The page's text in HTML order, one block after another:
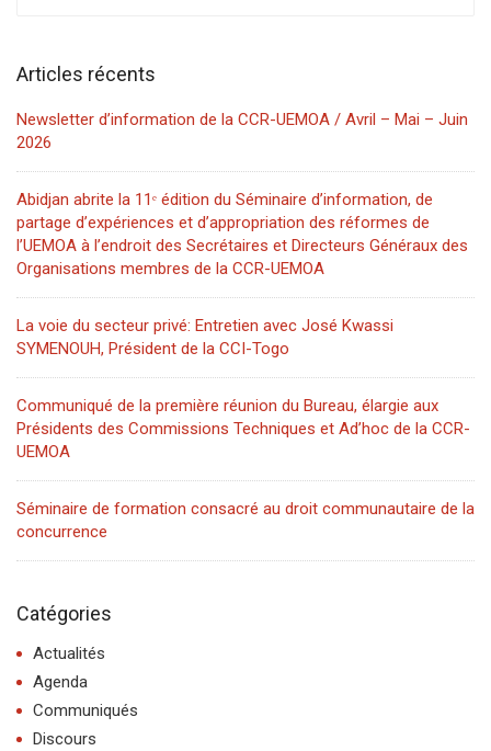
Articles récents
Newsletter d’information de la CCR-UEMOA / Avril – Mai – Juin
2026
Abidjan abrite la 11ᵉ édition du Séminaire d’information, de
partage d’expériences et d’appropriation des réformes de
l’UEMOA à l’endroit des Secrétaires et Directeurs Généraux des
Organisations membres de la CCR-UEMOA
La voie du secteur privé: Entretien avec José Kwassi
SYMENOUH, Président de la CCI-Togo
Communiqué de la première réunion du Bureau, élargie aux
Présidents des Commissions Techniques et Ad’hoc de la CCR-
UEMOA
Séminaire de formation consacré au droit communautaire de la
concurrence
Catégories
Actualités
Agenda
Communiqués
Discours